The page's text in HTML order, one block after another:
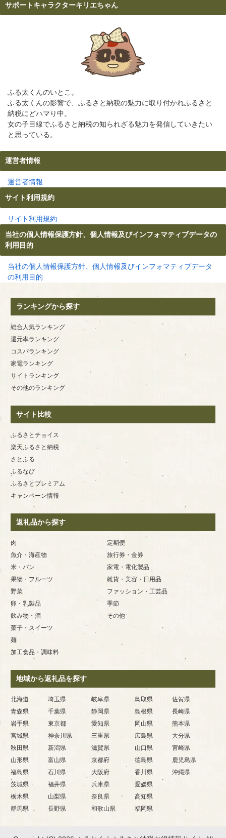
サポートキャラクターキリエちゃん
ふる太くんのいとこ。
ふる太くんの影響で、ふるさと納税の魅力に取り付かれふるさと
納税にどハマり中。
女の子目線でふるさと納税の知られざる魅力を発信していきたい
と思っている。
運営者情報
運営者情報
サイト利用規約
サイト利用規約
当社の個人情報保護方針、個人情報及びインフォマティブデータの
利用目的
当社の個人情報保護方針、個人情報及びインフォマティブデータ
の利用目的
ランキングから探す
総合人気ランキング
還元率ランキング
コスパランキング
家電ランキング
サイトランキング
その他のランキング
サイト比較
ふるさとチョイス
楽天ふるさと納税
さとふる
ふるなび
ふるさとプレミアム
キャンペーン情報
返礼品から探す
肉
魚介・海産物
米・パン
果物・フルーツ
野菜
卵・乳製品
飲み物・酒
菓子・スイーツ
麺
加工食品・調味料
定期便
旅行券・金券
家電・電化製品
雑貨・美容・日用品
ファッション・工芸品
季節
その他
地域から返礼品を探す
北海道
青森県
岩手県
宮城県
秋田県
山形県
福島県
茨城県
栃木県
群馬県
埼玉県
千葉県
東京都
神奈川県
新潟県
富山県
石川県
福井県
山梨県
長野県
岐阜県
静岡県
愛知県
三重県
滋賀県
京都府
大阪府
兵庫県
奈良県
和歌山県
鳥取県
島根県
岡山県
広島県
山口県
徳島県
香川県
愛媛県
高知県
福岡県
佐賀県
長崎県
熊本県
大分県
宮崎県
鹿児島県
沖縄県